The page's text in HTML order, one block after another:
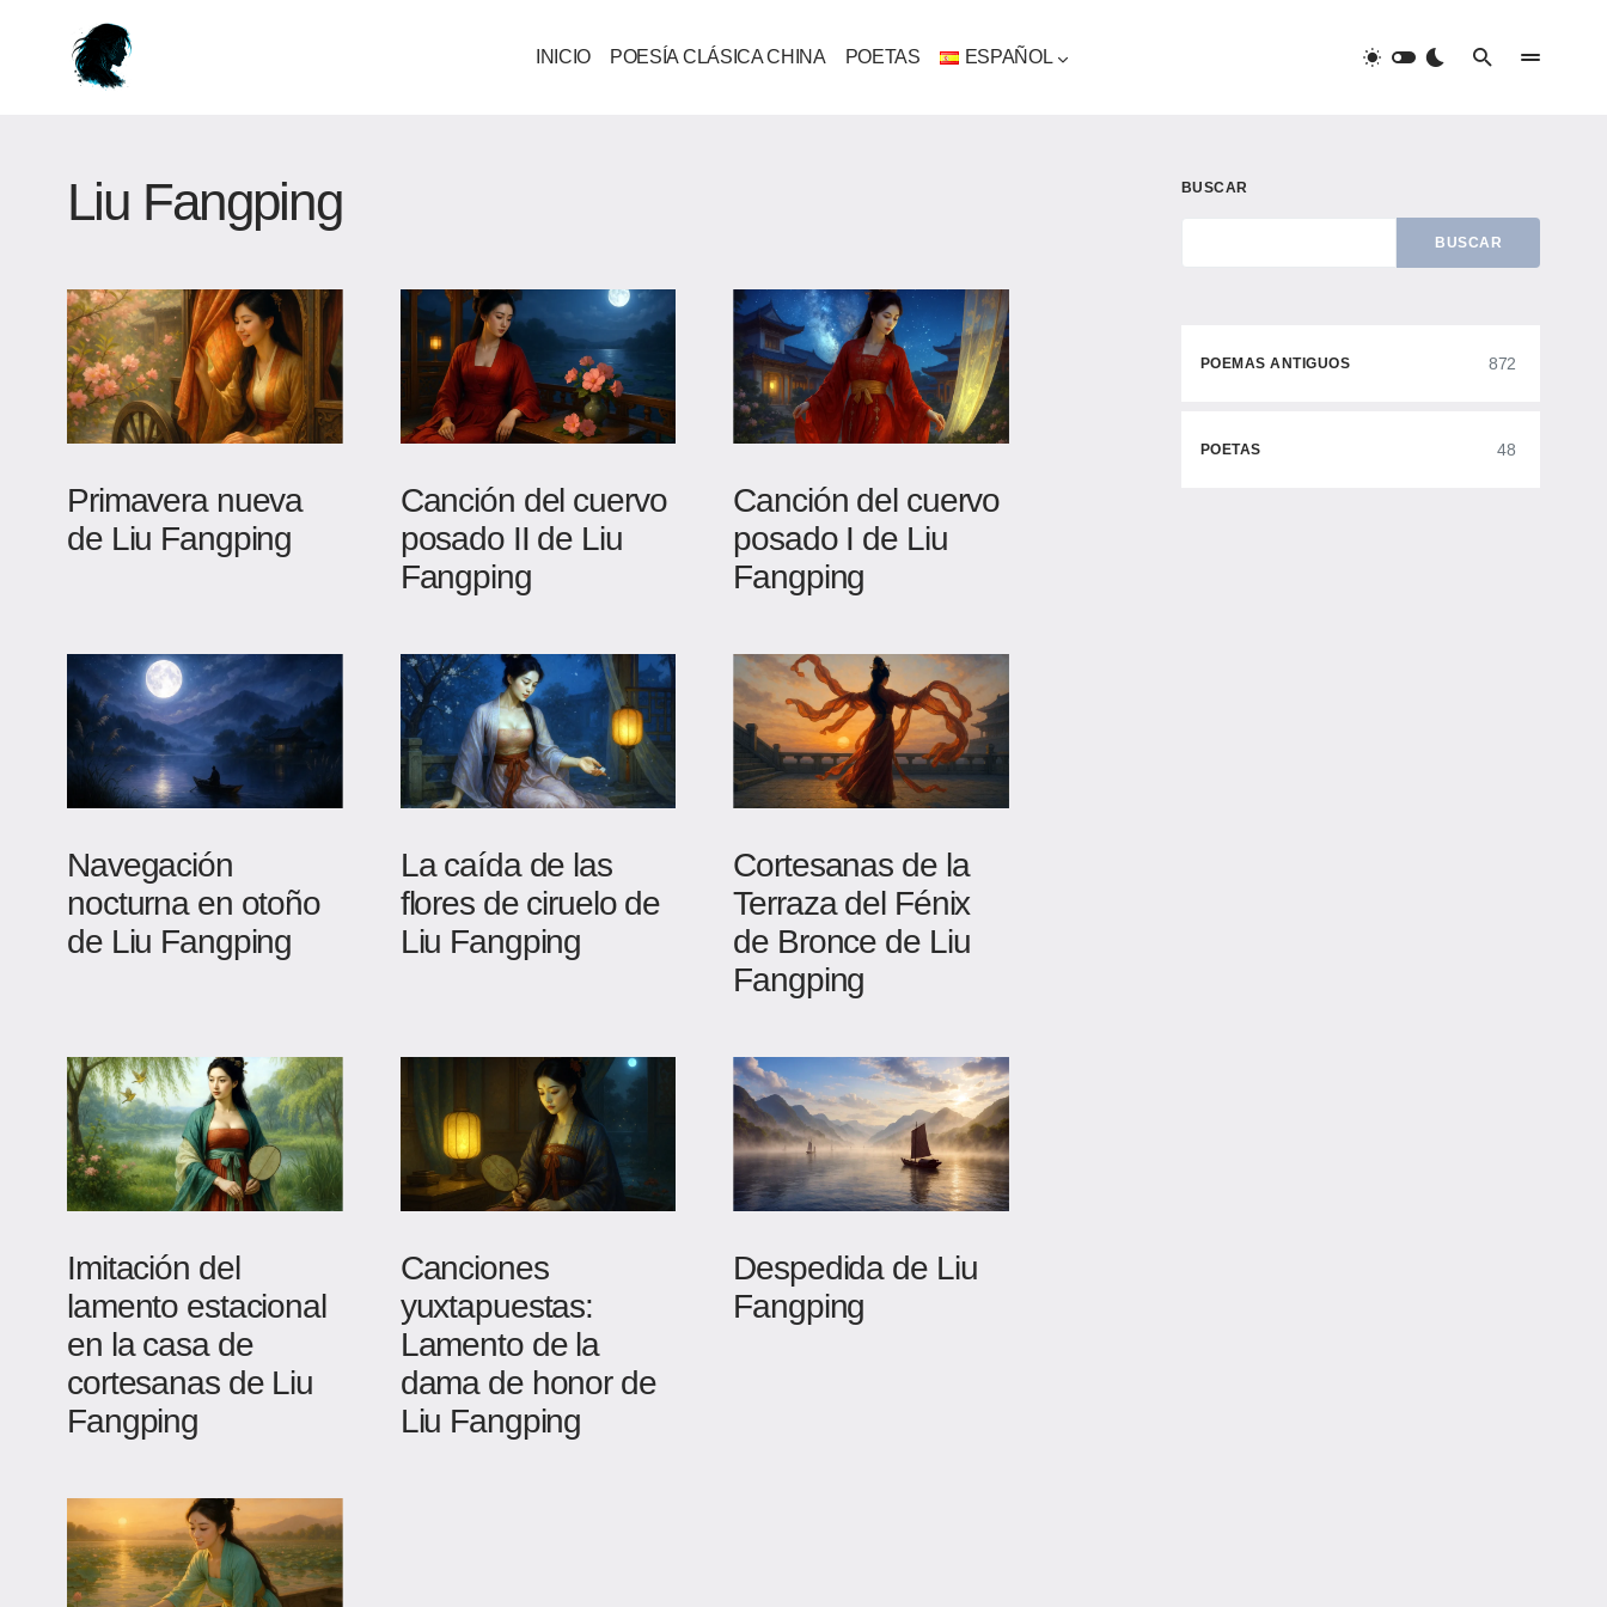
INICIO POESÍA CLÁSICA CHINA POETAS ESPAÑOL
Liu Fangping
Primavera nueva
de Liu Fangping
Canción del cuervo
posado II de Liu
Fangping
Canción del cuervo
posado I de Liu
Fangping
Navegación
nocturna en otoño
de Liu Fangping
La caída de las
flores de ciruelo de
Liu Fangping
Cortesanas de la
Terraza del Fénix
de Bronce de Liu
Fangping
Imitación del
lamento estacional
en la casa de
cortesanas de Liu
Fangping
Canciones
yuxtapuestas:
Lamento de la
dama de honor de
Liu Fangping
Despedida de Liu
Fangping
BUSCAR
BUSCAR
POEMAS ANTIGUOS 872
POETAS 48